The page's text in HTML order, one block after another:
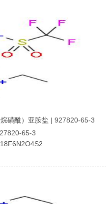
磺酰）亚胺盐 | 927820-65-3
65-3